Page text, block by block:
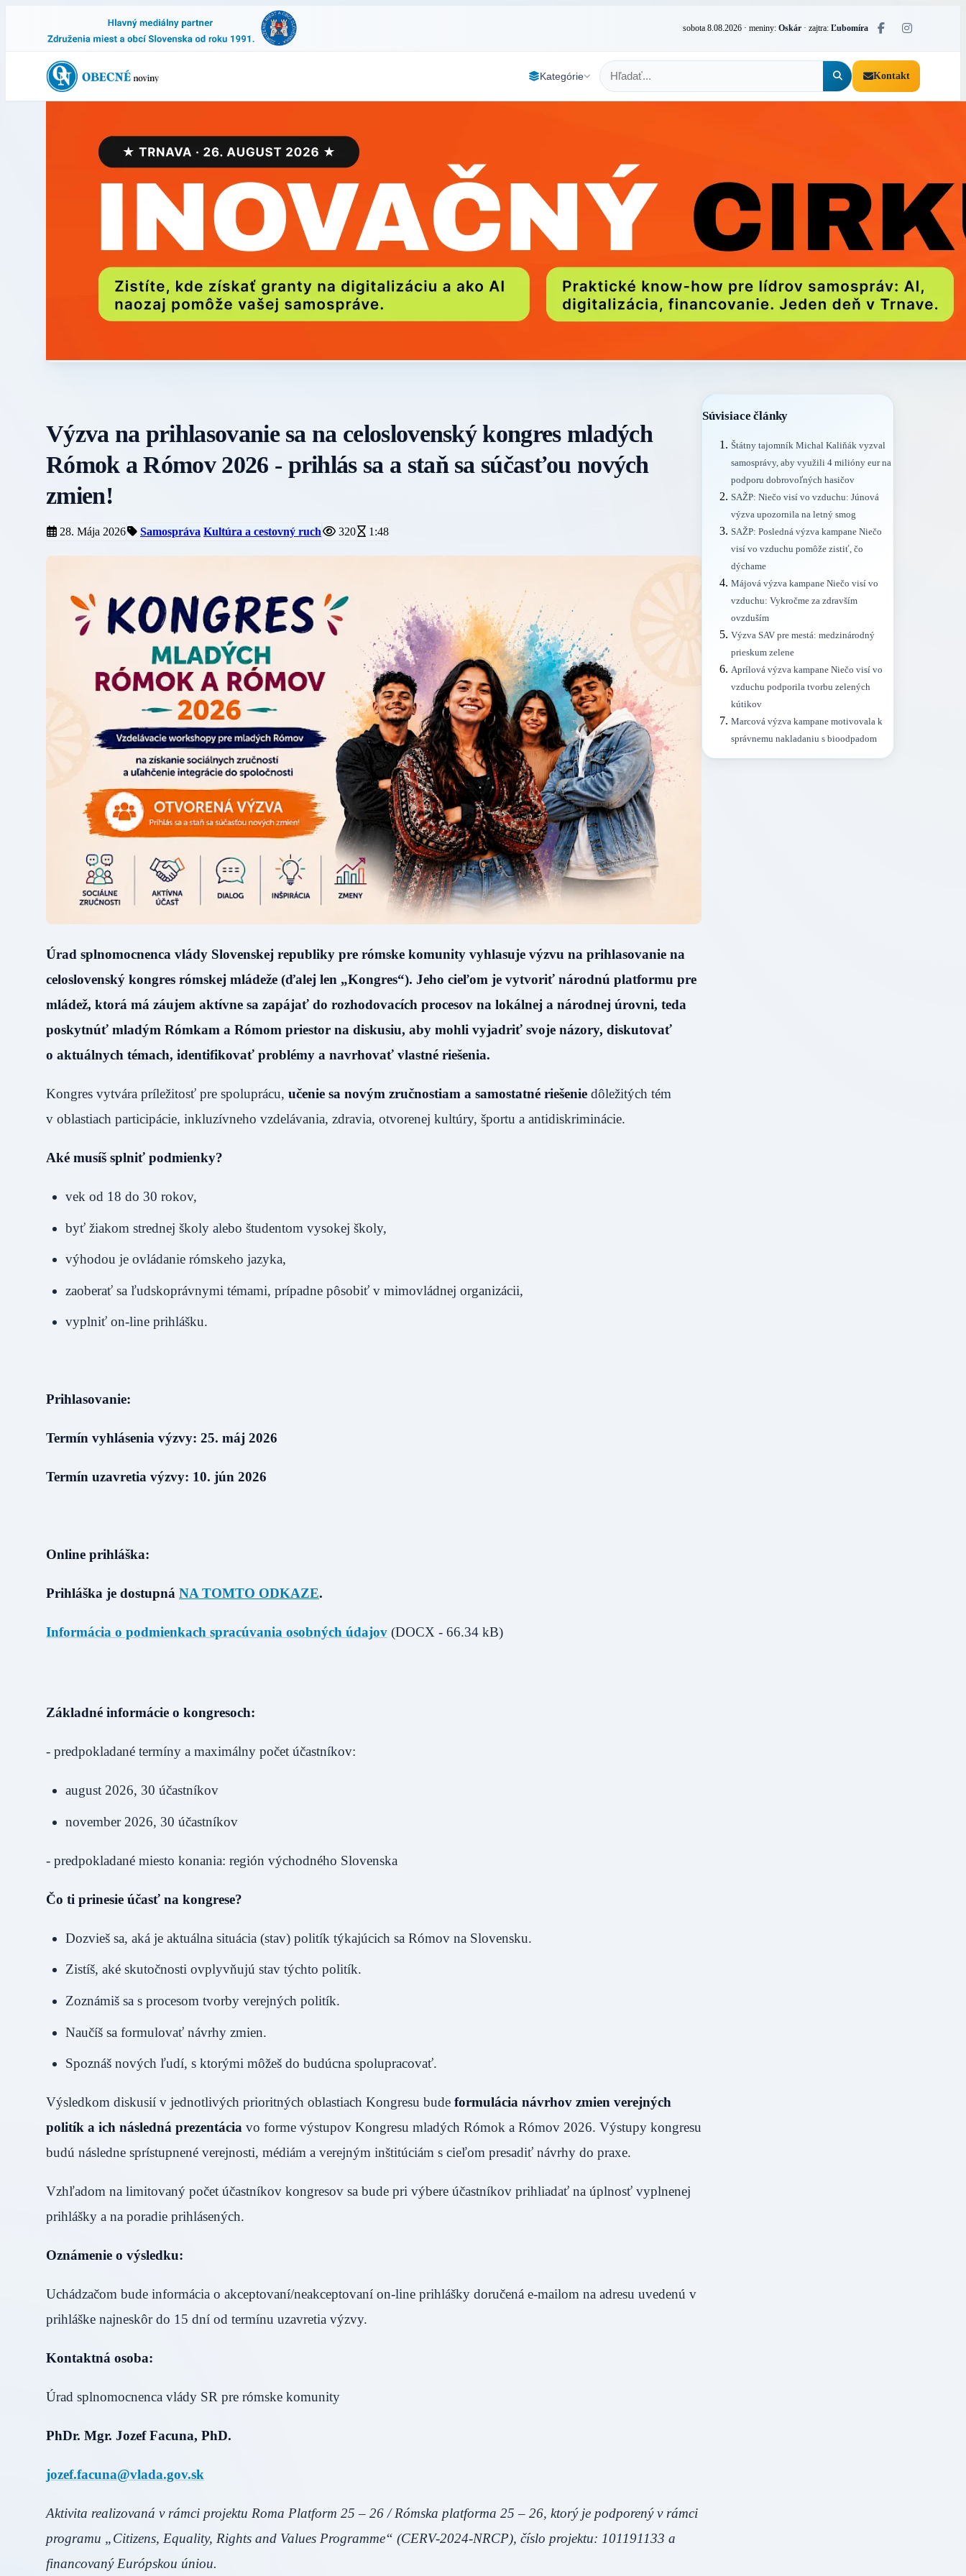
sobota 8.08.2026 · meniny: Oskár · zajtra: Ľubomíra
Kategórie Kontakt
Výzva na prihlasovanie sa na celoslovenský kongres mladých
Rómok a Rómov 2026 - prihlás sa a staň sa súčasťou nových
zmien!
28. Mája 2026 Samospráva Kultúra a cestovný ruch 320 1:48
Úrad splnomocnenca vlády Slovenskej republiky pre rómske komunity vyhlasuje výzvu na prihlasovanie na
celoslovenský kongres rómskej mládeže (ďalej len „Kongres“). Jeho cieľom je vytvoriť národnú platformu pre
mládež, ktorá má záujem aktívne sa zapájať do rozhodovacích procesov na lokálnej a národnej úrovni, teda
poskytnúť mladým Rómkam a Rómom priestor na diskusiu, aby mohli vyjadriť svoje názory, diskutovať
o aktuálnych témach, identifikovať problémy a navrhovať vlastné riešenia.
Kongres vytvára príležitosť pre spoluprácu, učenie sa novým zručnostiam a samostatné riešenie dôležitých tém
v oblastiach participácie, inkluzívneho vzdelávania, zdravia, otvorenej kultúry, športu a antidiskriminácie.
Aké musíš splniť podmienky?
vek od 18 do 30 rokov,
byť žiakom strednej školy alebo študentom vysokej školy,
výhodou je ovládanie rómskeho jazyka,
zaoberať sa ľudskoprávnymi témami, prípadne pôsobiť v mimovládnej organizácii,
vyplniť on-line prihlášku.
Prihlasovanie:
Termín vyhlásenia výzvy: 25. máj 2026
Termín uzavretia výzvy: 10. jún 2026
Online prihláška:
Prihláška je dostupná NA TOMTO ODKAZE.
Informácia o podmienkach spracúvania osobných údajov (DOCX - 66.34 kB)
Základné informácie o kongresoch:
- predpokladané termíny a maximálny počet účastníkov:
august 2026, 30 účastníkov
november 2026, 30 účastníkov
- predpokladané miesto konania: región východného Slovenska
Čo ti prinesie účasť na kongrese?
Dozvieš sa, aká je aktuálna situácia (stav) politík týkajúcich sa Rómov na Slovensku.
Zistíš, aké skutočnosti ovplyvňujú stav týchto politík.
Zoznámiš sa s procesom tvorby verejných politík.
Naučíš sa formulovať návrhy zmien.
Spoznáš nových ľudí, s ktorými môžeš do budúcna spolupracovať.
Výsledkom diskusií v jednotlivých prioritných oblastiach Kongresu bude formulácia návrhov zmien verejných
politík a ich následná prezentácia vo forme výstupov Kongresu mladých Rómok a Rómov 2026. Výstupy kongresu
budú následne sprístupnené verejnosti, médiám a verejným inštitúciám s cieľom presadiť návrhy do praxe.
Vzhľadom na limitovaný počet účastníkov kongresov sa bude pri výbere účastníkov prihliadať na úplnosť vyplnenej
prihlášky a na poradie prihlásených.
Oznámenie o výsledku:
Uchádzačom bude informácia o akceptovaní/neakceptovaní on-line prihlášky doručená e-mailom na adresu uvedenú v
prihláške najneskôr do 15 dní od termínu uzavretia výzvy.
Kontaktná osoba:
Úrad splnomocnenca vlády SR pre rómske komunity
PhDr. Mgr. Jozef Facuna, PhD.
jozef.facuna@vlada.gov.sk
Aktivita realizovaná v rámci projektu Roma Platform 25 – 26 / Rómska platforma 25 – 26, ktorý je podporený v rámci
programu „Citizens, Equality, Rights and Values Programme“ (CERV-2024-NRCP), číslo projektu: 101191133 a
financovaný Európskou úniou.
Súvisiace články
Štátny tajomník Michal Kaliňák vyzval
samosprávy, aby využili 4 milióny eur na
podporu dobrovoľných hasičov
SAŽP: Niečo visí vo vzduchu: Júnová
výzva upozornila na letný smog
SAŽP: Posledná výzva kampane Niečo
visí vo vzduchu pomôže zistiť, čo
dýchame
Májová výzva kampane Niečo visí vo
vzduchu: Vykročme za zdravším
ovzduším
Výzva SAV pre mestá: medzinárodný
prieskum zelene
Aprílová výzva kampane Niečo visí vo
vzduchu podporila tvorbu zelených
kútikov
Marcová výzva kampane motivovala k
správnemu nakladaniu s bioodpadom